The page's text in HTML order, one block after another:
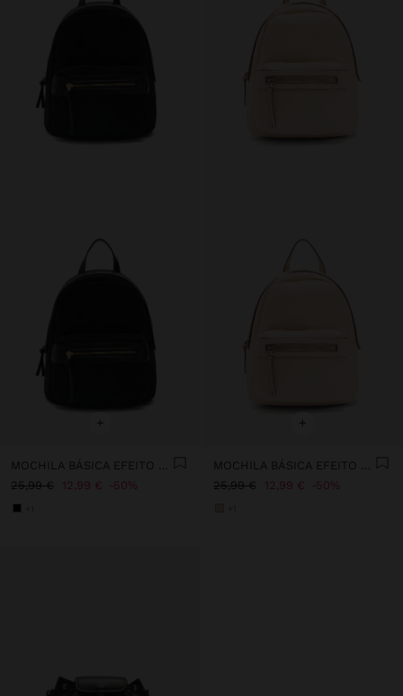
+
MOCHILA BÁSICA EFEITO PELE
25,99 €
12,99 € 50%
+
MOCHILA BÁSICA EFEITO PELE
25,99 €
12,99 € 50%